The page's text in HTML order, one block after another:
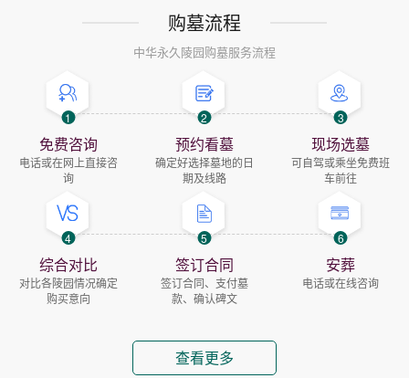
购墓流程
中华永久陵园购墓服务流程
1
免费咨询
电话或在网上直接咨
询
2
预约看墓
确定好选择墓地的日
期及线路
3
现场选墓
可自驾或乘坐免费班
车前往
4
综合对比
对比各陵园情况确定
购买意向
5
签订合同
签订合同、支付墓
款、确认碑文
6
安葬
电话或在线咨询
查看更多